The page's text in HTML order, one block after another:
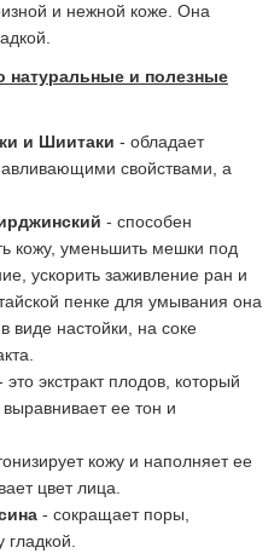
и нежной коже. Она
натуральные и полезные
и Шиитаки - обладает
свойствами, а
- способен
кожу, уменьшить мешки под
ускорить заживление ран и
пенке для умывания она
виде настойки, на соке
это экстракт плодов, который
ее тон и
кожу и наполняет ее
цвет лица.
- сокращает поры,